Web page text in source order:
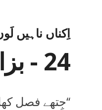
اِکناں ناہیں
24 - بزاری گلاں
‘‘جِتھے فصل